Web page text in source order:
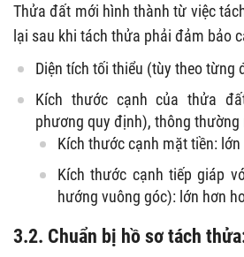
Thửa đất mới hình thành từ việc
lại sau khi tách thửa phải đảm bảo
Diện tích tối thiểu (tùy theo từng
Kích thước cạnh của thửa
phương quy định), thông thường
Kích thước cạnh mặt tiền:
Kích thước cạnh tiếp giáp
hướng vuông góc): lớn hơn
3.2. Chuẩn bị hồ sơ tách